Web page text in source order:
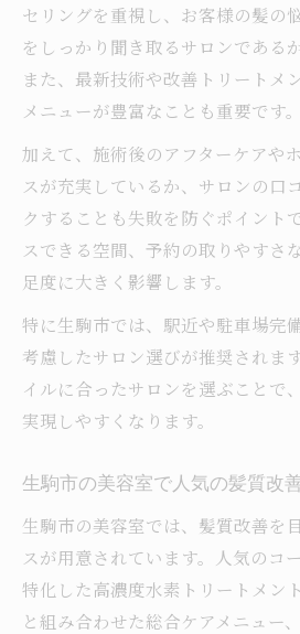
セリングを重視し、お客様の髪の
をしっかり聞き取るサロンである
また、最新技術や改善トリートメ
メニューが豊富なことも重要です。
加えて、施術後のアフターケアや
スが充実しているか、サロンの口
クすることも失敗を防ぐポイント
スできる空間、予約の取りやすさ
足度に大きく影響します。
特に生駒市では、駅近や駐車場完
考慮したサロン選びが推奨されま
イルに合ったサロンを選ぶことで
実現しやすくなります。
生駒市の美容室で人気の髪質改
生駒市の美容室では、髪質改善を
スが用意されています。人気のコ
特化した高濃度水素トリートメン
と組み合わせた総合ケアメニュー